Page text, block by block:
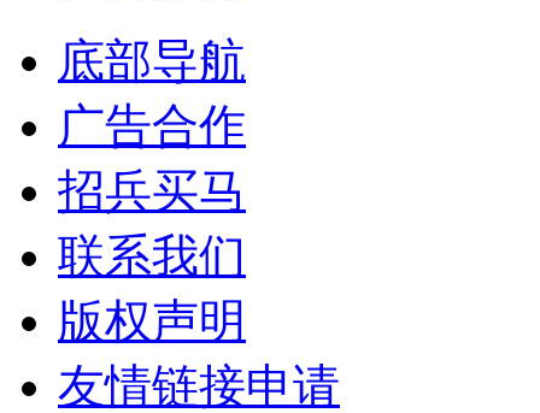
底部导航
广告合作
招兵买马
联系我们
版权声明
友情链接申请